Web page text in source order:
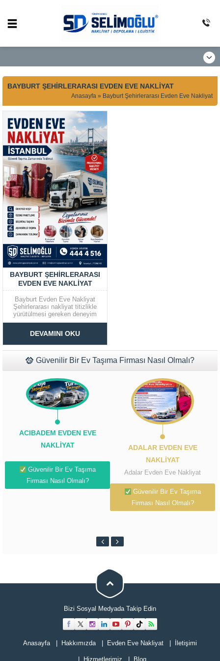
BAYBURT ŞEHIRLERARASI EVDEN EVE NAKLIYAT
Anasayfa » Bayburt Şehirlerarası Evden Eve Nakliyat
BAYBURT ŞEHIRLERARASI
EVDEN EVE NAKLIYAT
Bayburt Evden Eve Nakliyat
Şehirlerarası nakliyat titizlikle
yürütülmesi gereken deneyim
isteyen bir işlem halindedir.
her türlü detayın yerine
getirilmesini sağlarken, her
zamankinden daha güvenilir
şekilde eşya taşımacılığında
sona gelinmesini amaçlar.
Yılların verdiği tecrübemiz
sayesinde sektörde bir...
DEVAMINI OKU
Güvenilir Bir Ev Taşıma Firması Nasıl Olmalı?
ACIBADEM EVDEN EVE
NAKLIYAT
Güvenilir Bir Ev Taşıma
Firması Nasıl Olmalı?
ADALAR EVDEN EVE
NAKLIYAT
Adalar Evden Eve Nakliyat
Güvenilir Bir Ev Taşıma
Firması Nasıl Olmalı?
Bizi Sosyal Medyada Takip Edin
Anasayfa Hakkımızda Evden Eve Nakliyat İletişimi
Hizmetlerimiz Blog
Cevap Yaz